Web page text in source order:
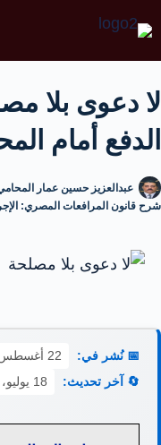
لا دعوى بلا
الدفع أمام
عبدالعزيز حسين عمار
شرح قانون المرافعات المصري:
📅 نُشر في:
22 أغسطس، 2021
🔄 آخر تحديث:
18 يوليو، 2026